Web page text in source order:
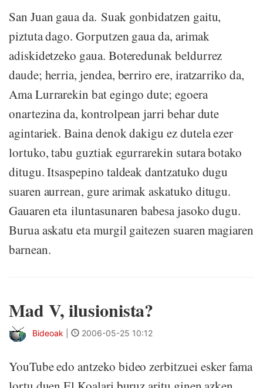
San Juan gaua da. Suak gonbidatzen gaitu,
piztuta dago. Gorputzen gaua da, arimak
adiskidetzeko gaua. Boteredunak beldurrez
daude; herria, jendea, berriro ere, iratzarriko da,
Ama Lurrarekin bat egingo dute; egoera
onartezina da, kontrolpean jarri behar dute
agintariek. Baina denok dakigu ez dutela ezer
lortuko, tabu guztiak egurrarekin sutara botako
ditugu. Itsaspepino taldeak dantzatuko dugu
suaren aurrean, gure arimak askatuko ditugu.
Gauaren eta iluntasunaren babesa jasoko dugu.
Burua askatu eta murgil gaitezen suaren magiaren
barnean.
Mad V, ilusionista?
Bideoak 2006-05-25 10:12
YouTube edo antzeko bideo zerbitzuei esker fama